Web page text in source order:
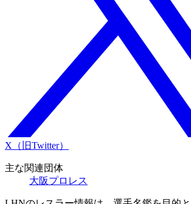
X（旧Twitter）
主な関連団体
大阪プロレス